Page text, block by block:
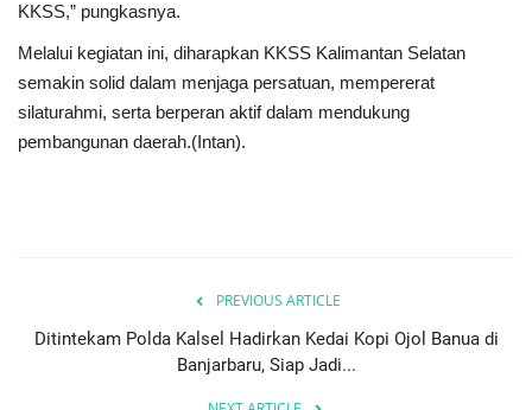
KKSS,” pungkasnya.
Melalui kegiatan ini, diharapkan KKSS Kalimantan Selatan
semakin solid dalam menjaga persatuan, mempererat
silaturahmi, serta berperan aktif dalam mendukung
pembangunan daerah.(Intan).
PREVIOUS ARTICLE
Ditintekam Polda Kalsel Hadirkan Kedai Kopi Ojol Banua di
Banjarbaru, Siap Jadi...